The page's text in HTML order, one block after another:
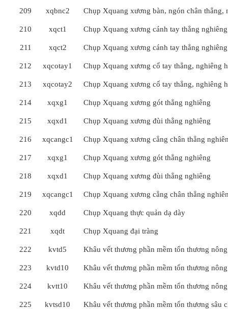
209 xqbnc2 Chụp Xquang xương bàn, ngón chân thẳng,
210 xqct1 Chụp Xquang xương cánh tay thẳng nghiêng
211 xqct2 Chụp Xquang xương cánh tay thẳng nghiêng
212 xqcotay1 Chụp Xquang xương cổ tay thẳng, nghiêng
213 xqcotay2 Chụp Xquang xương cổ tay thẳng, nghiêng
214 xqxg1 Chụp Xquang xương gót thẳng nghiêng
215 xqxd1 Chụp Xquang xương đùi thẳng nghiêng
216 xqcangc1 Chụp Xquang xương cẳng chân thẳng
217 xqxg1 Chụp Xquang xương gót thẳng nghiêng
218 xqxd1 Chụp Xquang xương đùi thẳng nghiêng
219 xqcangc1 Chụp Xquang xương cẳng chân thẳng
220 xqdd Chụp Xquang thực quản dạ dày
221 xqdt Chụp Xquang đại tràng
222 kvtd5 Khâu vết thương phần mềm tổn thương
223 kvtd10 Khâu vết thương phần mềm tổn thương
224 kvtt10 Khâu vết thương phần mềm tổn thương
225 kvtsd10 Khâu vết thương phần mềm tổn thương sâu